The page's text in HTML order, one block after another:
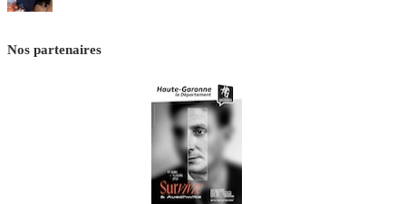
Nos partenaires